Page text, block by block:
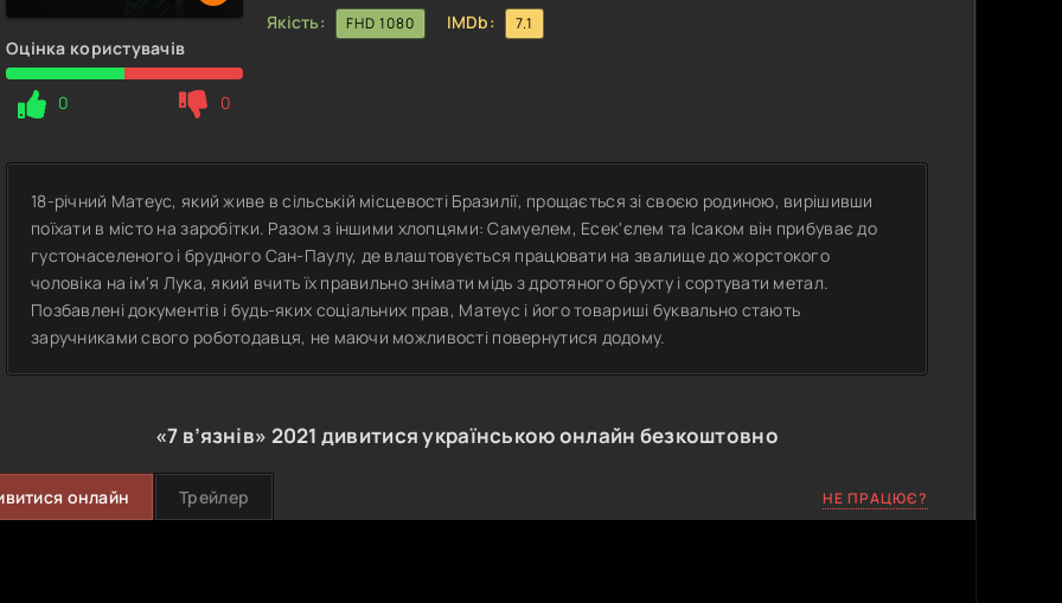
Оцінка користувачів
0 0
Якість:
FHD 1080 IMDb: 7.1
18-річний Матеус, який живе в сільській місцевості Бразилії, прощається зі своєю родиною, вирішивши
поїхати в місто на заробітки. Разом з іншими хлопцями: Самуелем, Есек'єлем та Ісаком він прибуває до
густонаселеного і брудного Сан-Паулу, де влаштовується працювати на звалище до жорстокого
чоловіка на ім'я Лука, який вчить їх правильно знімати мідь з дротяного брухту і сортувати метал.
Позбавлені документів і будь-яких соціальних прав, Матеус і його товариші буквально стають
заручниками свого роботодавця, не маючи можливості повернутися додому.
«7 в’язнів» 2021 дивитися українською онлайн безкоштовно
онлайн Трейлер НЕ ПРАЦЮЄ?